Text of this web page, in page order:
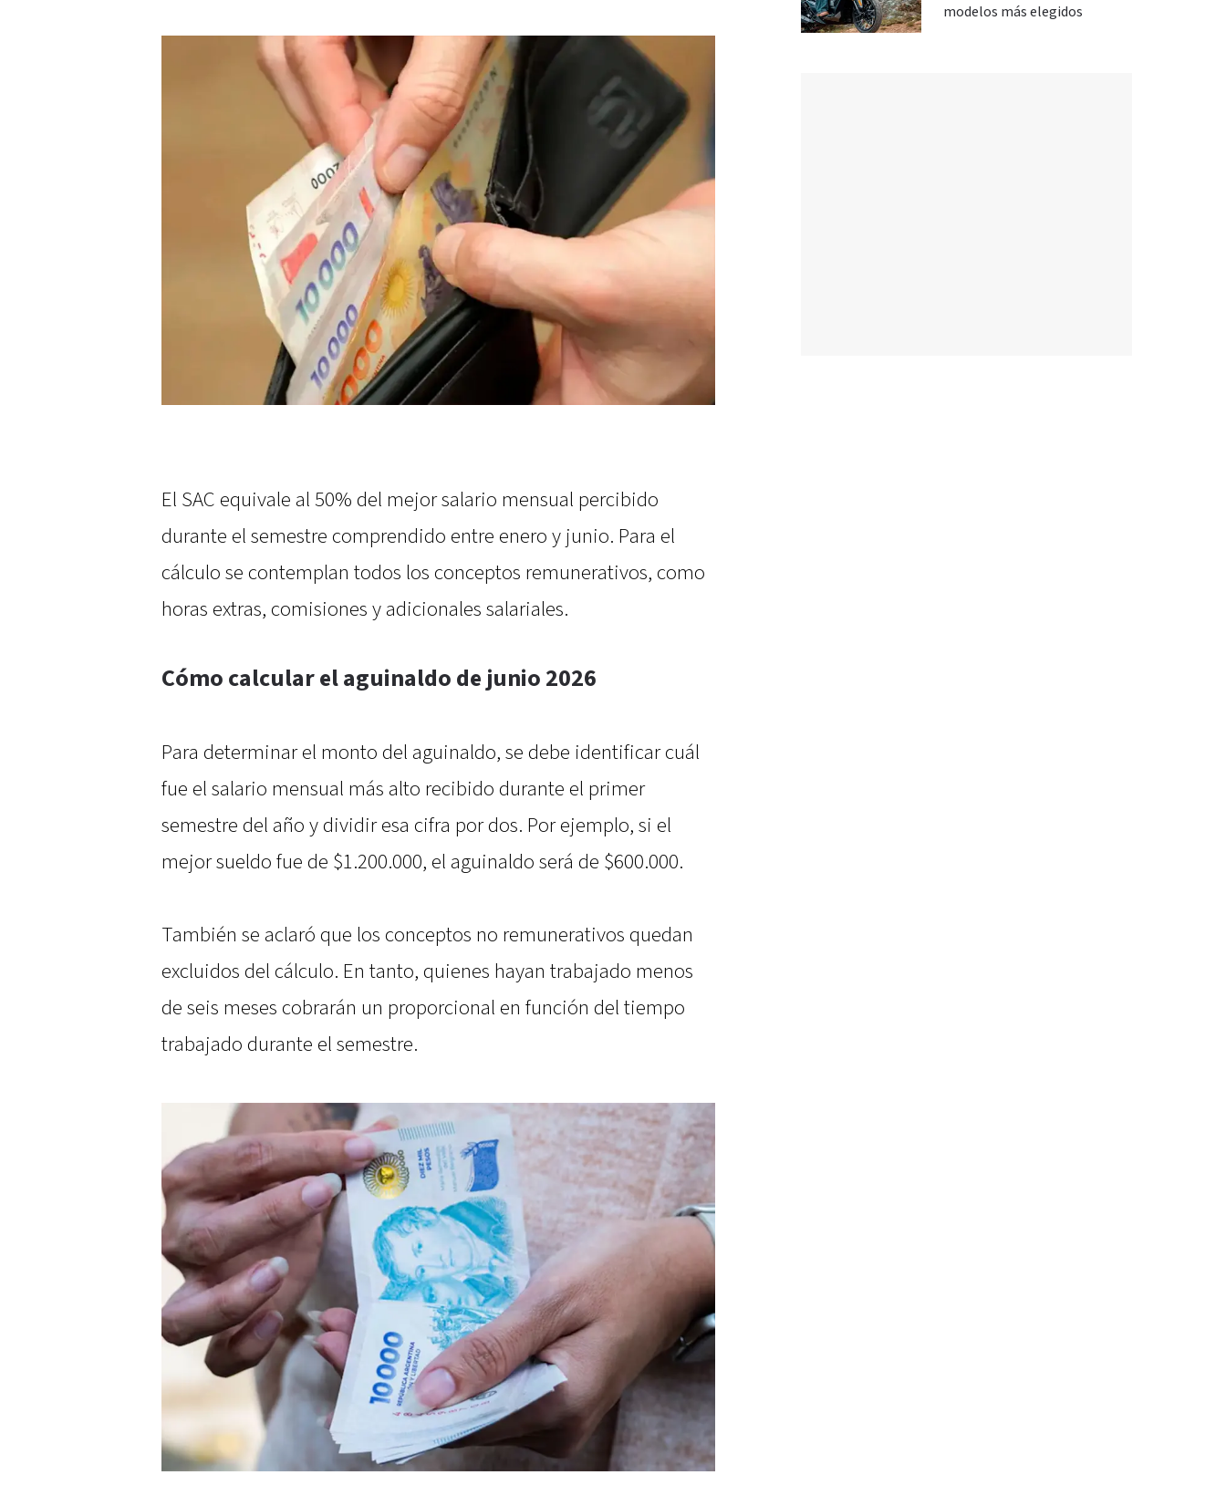
El SAC equivale al 50% del mejor salario mensual percibido
durante el semestre comprendido entre enero y junio. Para el
cálculo se contemplan todos los conceptos remunerativos, como
horas extras, comisiones y adicionales salariales.
Cómo calcular el aguinaldo de junio 2026
Para determinar el monto del aguinaldo, se debe identificar cuál
fue el salario mensual más alto recibido durante el primer
semestre del año y dividir esa cifra por dos. Por ejemplo, si el
mejor sueldo fue de $1.200.000, el aguinaldo será de $600.000.
También se aclaró que los conceptos no remunerativos quedan
excluidos del cálculo. En tanto, quienes hayan trabajado menos
de seis meses cobrarán un proporcional en función del tiempo
trabajado durante el semestre.
modelos más elegidos